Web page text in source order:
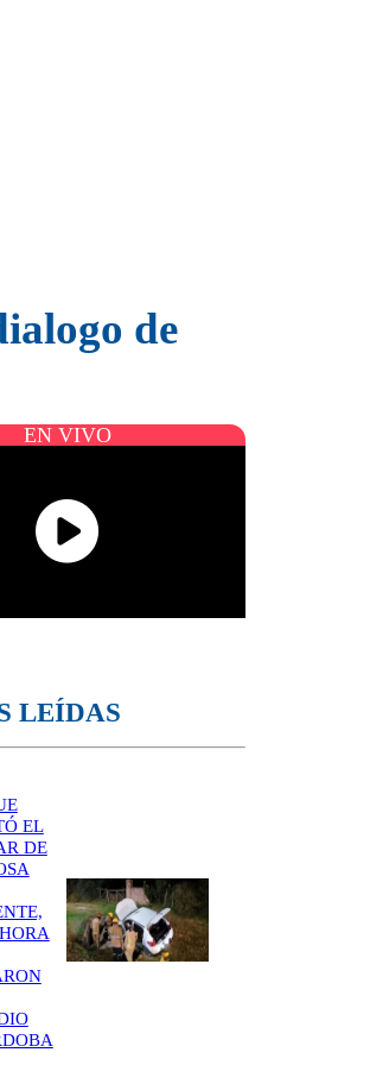
de
EN VIVO
LEÍDAS
EL
DE